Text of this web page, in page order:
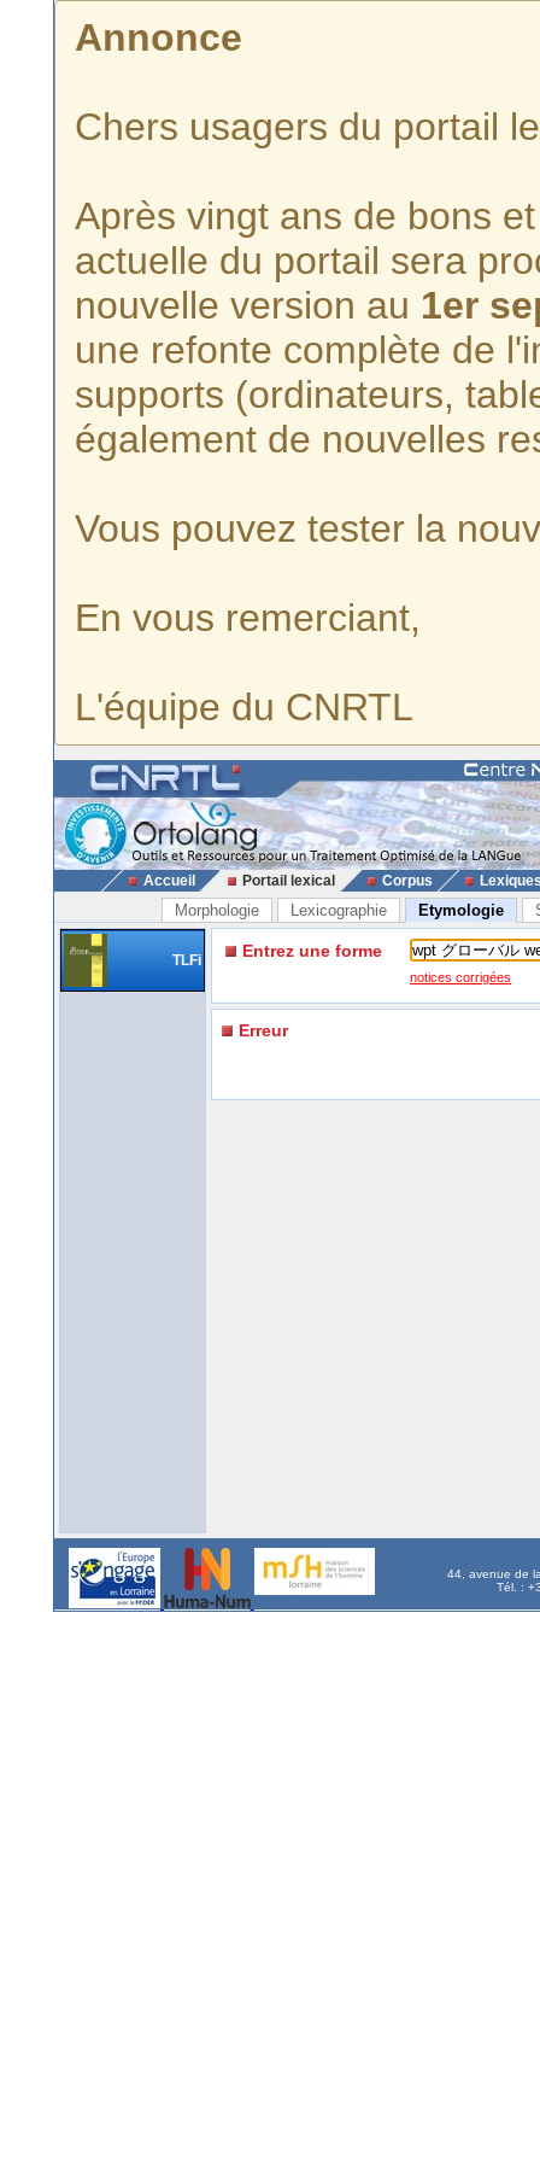
Annonce
Chers usagers du portail
Après vingt ans de bons
actuelle du portail sera
nouvelle version au 1er
une refonte complète de
supports (ordinateurs,
également de nouvelles
Vous pouvez tester la
En vous remerciant,
L'équipe du CNRTL
Accueil Portail lexical Corpus
Morphologie Lexicographie Etymologie
TLFi Entrez une forme
notices corrigées
Erreur
44, avenue de
Tél. :